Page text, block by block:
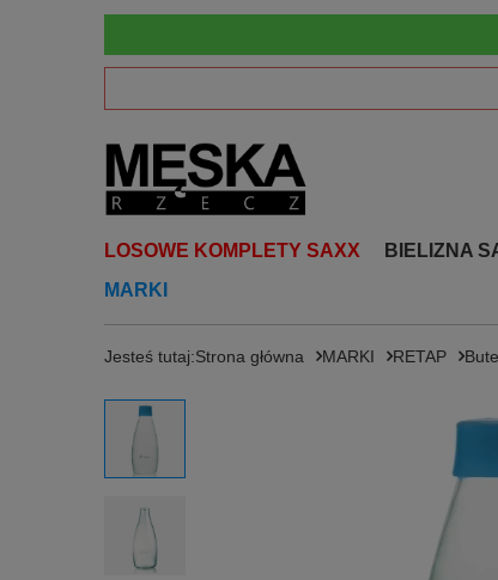
LOSOWE KOMPLETY SAXX BIELIZNA
MARKI
Jesteś tutaj:Strona główna MARKI RETAP